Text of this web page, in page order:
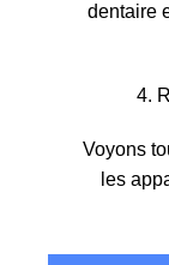
dentaire
4.
Voyons
les